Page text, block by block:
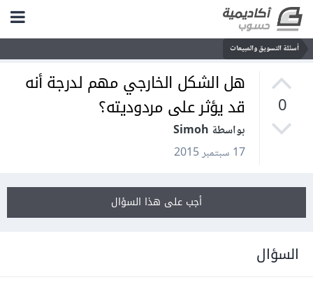
أسئلة التسويق والمبيعات
0
هل الشكل الخارجي مهم لدرجة أنه
قد يؤثر على مردوديته؟
بواسطة Simoh
17 سبتمبر 2015
أجب على هذا السؤال
السؤال